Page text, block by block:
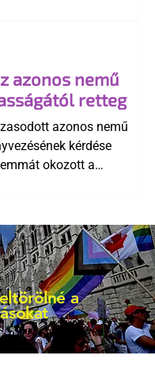
azonos nemű
retteg
azonos nemű
kérdése
okozott a
a házasságuk
az ellenzéken belül
arról, hogy vissza
a kormány konzervatív
a